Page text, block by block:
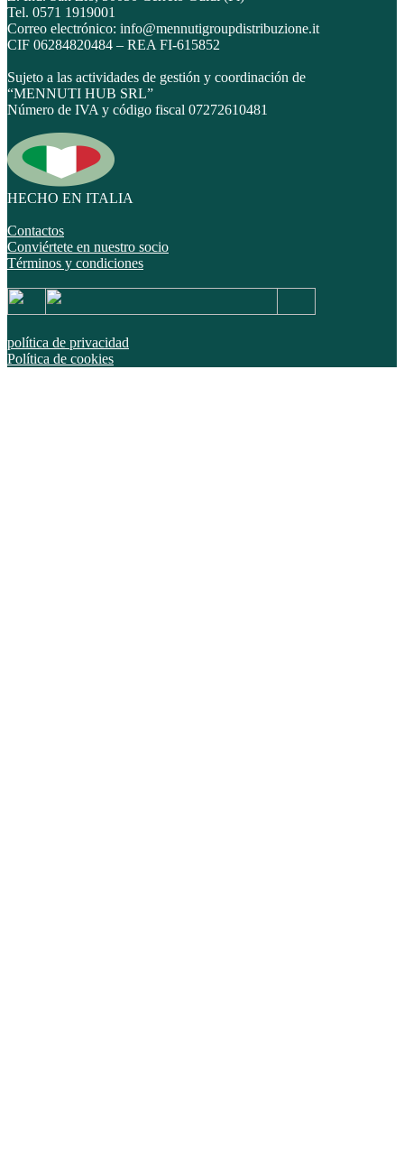
Tel. 0571 1919001
Correo electrónico: info@mennutigroupdistribuzione.it
CIF 06284820484 – REA FI-615852
Sujeto a las actividades de gestión y coordinación de
“MENNUTI HUB SRL”
Número de IVA y código fiscal 07272610481
HECHO EN ITALIA
Contactos
Conviértete en nuestro socio
Términos y condiciones
política de privacidad
Política de cookies